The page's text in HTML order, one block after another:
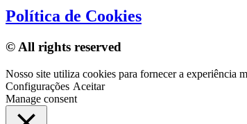
Política de Cookies
© All rights reserved
Nosso site utiliza cookies para fornecer a experiência
Configurações Aceitar
Manage consent